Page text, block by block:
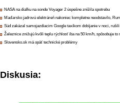
NASA na diaľku na sonde Voyager 2 úspešne znížila spotrebu
Maďarsko jadrovú elektráreň nakoniec kompletne neodstavilo,
Súd zakázal samojazdiacim Google taxíkom dobíjanie v noci,
Železnice znižujú kvôli teplu rýchlosť iba na 50 km/h, spôsobuje to
Slovensko.sk má opäť technické problémy
Diskusia: